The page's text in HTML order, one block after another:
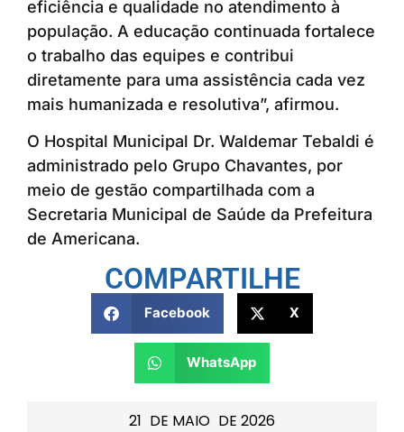
21 DE MAIO DE 2026
eficiência e qualidade no atendimento à
população. A educação continuada fortalece
o trabalho das equipes e contribui
diretamente para uma assistência cada vez
mais humanizada e resolutiva”, afirmou.
O Hospital Municipal Dr. Waldemar Tebaldi é
administrado pelo Grupo Chavantes, por
meio de gestão compartilhada com a
Secretaria Municipal de Saúde da Prefeitura
de Americana.
COMPARTILHE
Facebook X
WhatsApp